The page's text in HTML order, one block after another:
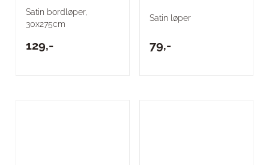
Satin bordløper,
30x275cm
129,-
Satin løper
79,-